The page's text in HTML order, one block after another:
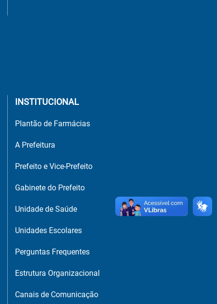
INSTITUCIONAL
Plantão de Farmácias
A Prefeitura
Prefeito e Vice-Prefeito
Gabinete do Prefeito
Unidade de Saúde
Unidades Escolares
Perguntas Frequentes
Estrutura Organizacional
Canais de Comunicação